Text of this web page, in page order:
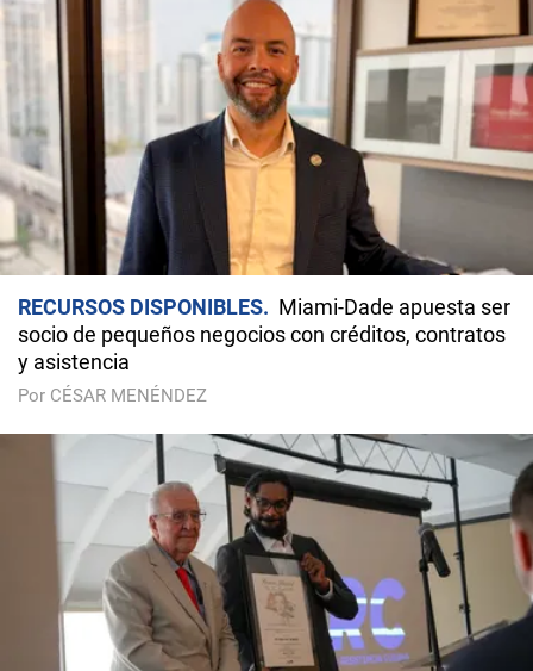
RECURSOS DISPONIBLES
Miami-Dade apuesta ser
socio de pequeños negocios con créditos, contratos
y asistencia
Por CÉSAR MENÉNDEZ